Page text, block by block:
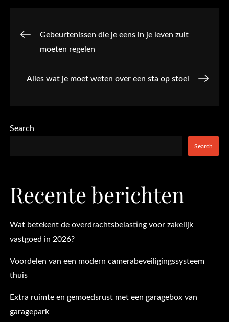
PostGebeurtenissen die je eens in je leven zult
moeten regelen
Alles wat je moet weten over een sta op stoel
Search
Search
Recente berichten
Wat betekent de overdrachtsbelasting voor zakelijk
vastgoed in 2026?
Voordelen van een modern camerabeveiligingssysteem
thuis
Extra ruimte en gemoedsrust met een garagebox van
garagepark